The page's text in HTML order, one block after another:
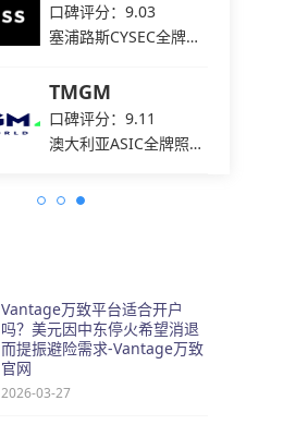
口碑评分：9.03
塞浦路斯CYSEC全牌照
TMGM
口碑评分：9.11
澳大利亚ASIC全牌照
Vantage万致平台适合开户
吗？美元因中东停火希望消退
而提振避险需求-Vantage万致
官网
2026-03-27